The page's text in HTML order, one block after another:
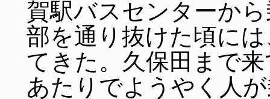
賀駅バスセンターか
部を通り抜けた頃に
てきた。久保田まで
あたりでようやく人